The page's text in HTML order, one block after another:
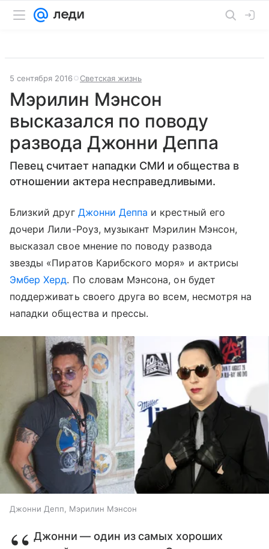
5 сентября 2016 Светская жизнь
Мэрилин Мэнсон
высказался по поводу
развода Джонни Деппа
Певец считает нападки СМИ и общества в
отношении актера несправедливыми.
Близкий друг Джонни Деппа и крестный его
дочери Лили-Роуз, музыкант Мэрилин Мэнсон,
высказал свое мнение по поводу развода
звезды «Пиратов Карибского моря» и актрисы
Эмбер Херд. По словам Мэнсона, он будет
поддерживать своего друга во всем, несмотря на
нападки общества и прессы.
Джонни Депп, Мэрилин Мэнсон
Джонни — один из самых хороших